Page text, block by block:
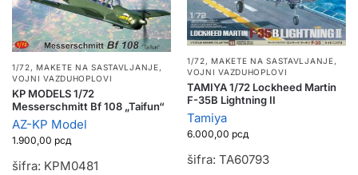
1/72, MAKETE NA SASTAVLJANJE,
VOJNI VAZDUHOPLOVI
KP MODELS 1/72
Messerschmitt Bf 108 „Taifun“
AZ-KP Model
1.900,00 рсд
šifra: KPM0481
1/72, MAKETE NA SASTAVLJANJE,
VOJNI VAZDUHOPLOVI
TAMIYA 1/72 Lockheed Martin
F-35B Lightning II
Tamiya
6.000,00 рсд
šifra: TA60793